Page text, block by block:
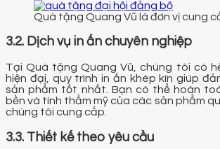
Quà tặng Quang Vũ là đơn vị cung
3.2. Dịch vụ in ấn chuyên nghiệp
Tại Quà tặng Quang Vũ, chúng tôi có
hiện đại, quy trình in ấn khép kín giúp
sản phẩm tốt nhất. Bạn có thể hoàn
bền và tính thẩm mỹ của các sản phẩm
chúng tôi cung cấp.
3.3. Thiết kế theo yêu cầu